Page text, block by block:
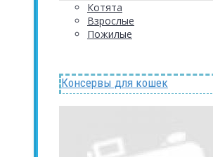
Котята
Взрослые
Пожилые
Консервы для кошек